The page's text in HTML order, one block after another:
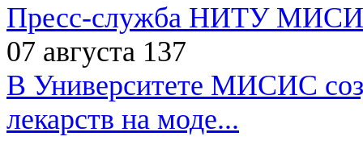
Пресс-служба НИТУ
07 августа 137
В Университете МИСИС
лекарств на моде...